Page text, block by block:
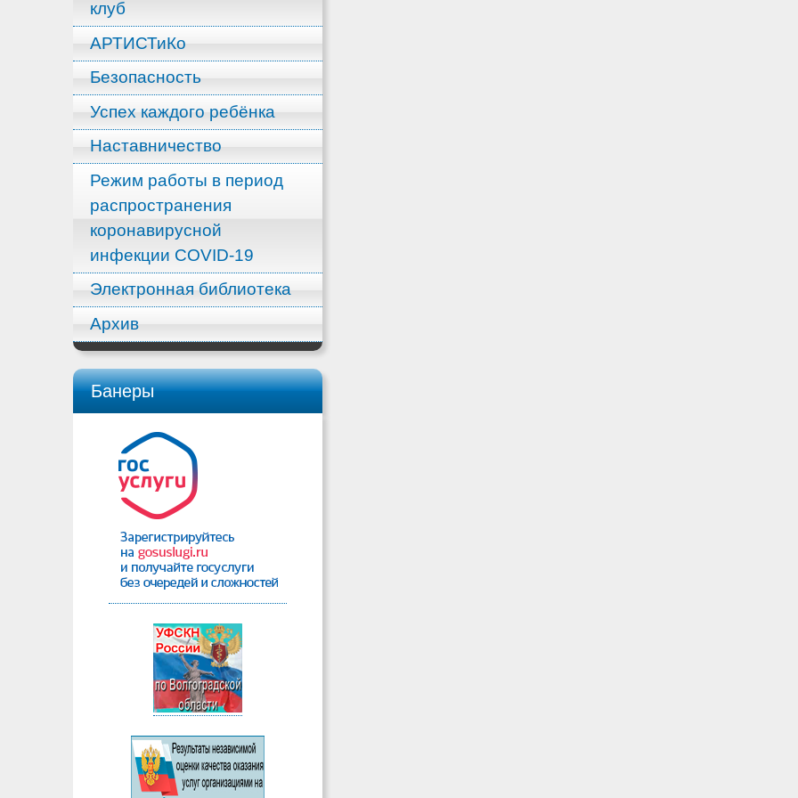
клуб
АРТИСТиКо
Безопасность
Успех каждого ребёнка
Наставничество
Режим работы в период
распространения
коронавирусной
инфекции COVID-19
Электронная библиотека
Архив
Банеры